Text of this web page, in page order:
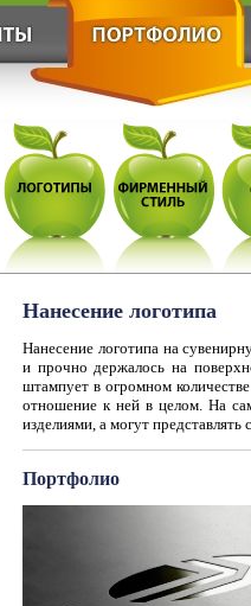
Нанесение логотипа
Нанесение логотипа на
и прочно держалось на
штампует в огромном
отношение к ней в целом. На
изделиями, а могут
Портфолио